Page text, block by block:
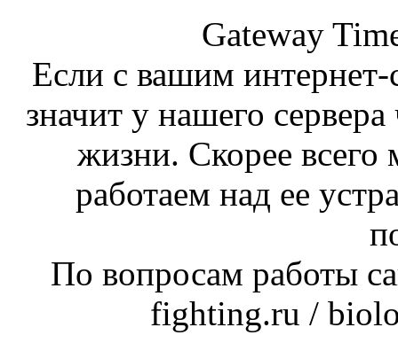
Gateway
Если с вашим интернет-
значит у нашего
жизни. Скорее
работаем над ее
По вопросам работы
fighting.ru /